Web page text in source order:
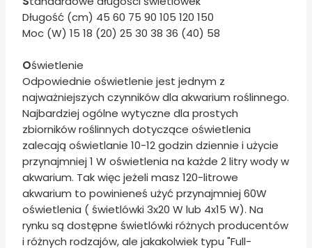
Długość (cm) 45 60 75 90 105 120 150
Moc (W) 15 18 (20) 25 30 38 36 (40) 58
Oświetlenie
Odpowiednie oświetlenie jest jednym z
najważniejszych czynników dla akwarium roślinnego.
Najbardziej ogólne wytyczne dla prostych
zbiorników roślinnych dotyczące oświetlenia
zalecają oświetlanie 10-12 godzin dziennie i użycie
przynajmniej 1 W oświetlenia na każde 2 litry wody w
akwarium. Tak więc jeżeli masz 120-litrowe
akwarium to powinieneś użyć przynajmniej 60W
oświetlenia ( świetlówki 3x20 W lub 4x15 W). Na
rynku są dostępne świetlówki różnych producentów
i różnych rodzajów, ale jakakolwiek typu "Full-